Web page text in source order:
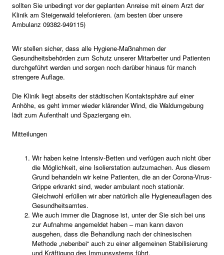
sollten Sie unbedingt vor der geplanten Anreise mit einem Arzt der
Klinik am Steigerwald telefonieren. (am besten über unsere
Ambulanz 09382-949115)
Wir stellen sicher, dass alle Hygiene-Maßnahmen der
Gesundheitsbehörden zum Schutz unserer Mitarbeiter und Patienten
durchgeführt werden und sorgen noch darüber hinaus für manch
strengere Auflage.
Die Klinik liegt abseits der städtischen Kontaktsphäre auf einer
Anhöhe, es geht immer wieder klärender Wind, die Waldumgebung
lädt zum Aufenthalt und Spaziergang ein.
Mitteilungen
Wir haben keine Intensiv-Betten und verfügen auch nicht über
die Möglichkeit, eine Isolierstation aufzumachen. Aus diesem
Grund behandeln wir keine Patienten, die an der Corona-Virus-
Grippe erkrankt sind, weder ambulant noch stationär.
Gleichwohl erfüllen wir aber natürlich alle Hygieneauflagen des
Gesundheitsamtes.
Wie auch immer die Diagnose ist, unter der Sie sich bei uns
zur Aufnahme angemeldet haben – man kann davon
ausgehen, dass die Behandlung nach der chinesischen
Methode „nebenbei“ auch zu einer allgemeinen Stabilisierung
und Kräftigung des Immunsystems führt.